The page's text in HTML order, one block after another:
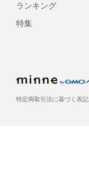
ランキング
特集
特定商取引法に基づく表記